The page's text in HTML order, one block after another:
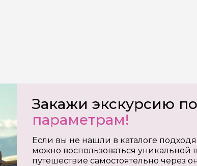
Закажи экскурсию
параметрам!
Если вы не нашли в каталоге
можно воспользоваться уникальной
путешествие самостоятельно через